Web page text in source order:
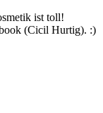
ist toll!
(Cicil Hurtig). :)